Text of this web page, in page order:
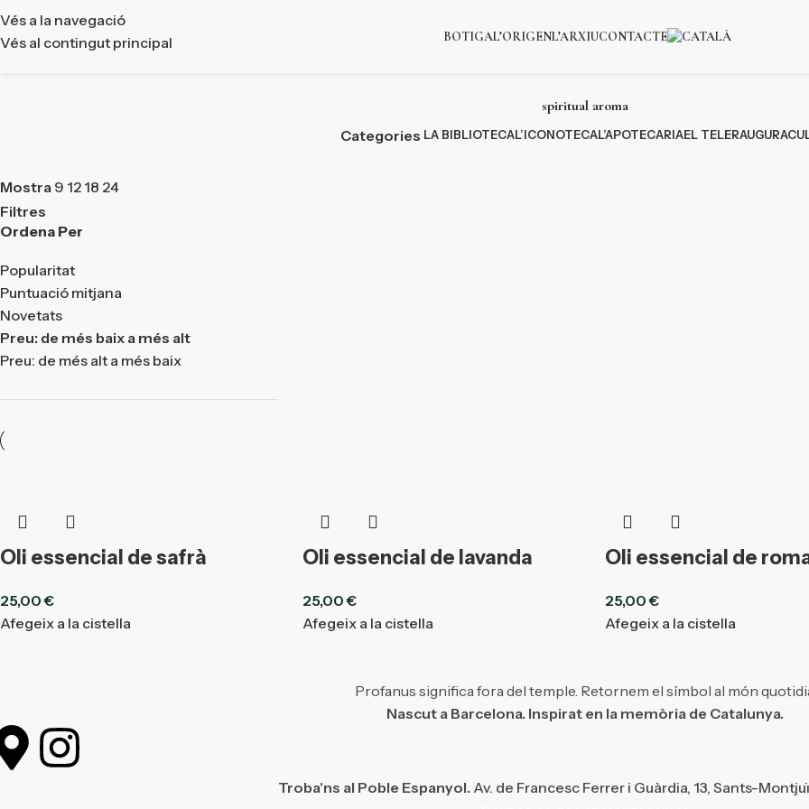
Vés a la navegació
Vés al contingut principal
BOTIGAL’ORIGENL’ARXIUCONTACTE
spiritual aroma
Categories LA BIBLIOTECAL’ICONOTECAL’APOTECARIAEL TELER
Mostra 9 12 18 24
Filtres
Ordena Per
Popularitat
Puntuació mitjana
Novetats
Preu: de més baix a més alt
Preu: de més alt a més baix
Oli essencial de safrà
25,00€
Afegeix a la cistella
Oli essencial de lavanda
25,00€
Afegeix a la cistella
Oli essencial de
25,00€
Afegeix a la cistella
Profanus significa fora del temple. Retornem el símbol al món
Nascut a Barcelona. Inspirat en la memòria de Catalunya.
Troba'ns al Poble Espanyol. Av. de Francesc Ferrer i Guàrdia, 13, Sants-